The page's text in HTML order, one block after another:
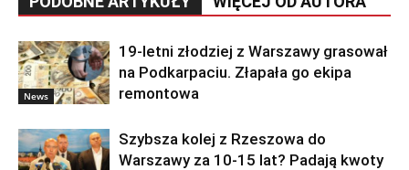
News
19-letni złodziej z Warszawy grasował
na Podkarpaciu. Złapała go ekipa
remontowa
Szybsza kolej z Rzeszowa do
Warszawy za 10-15 lat? Padają kwoty